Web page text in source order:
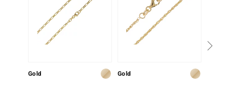
Gold Gold